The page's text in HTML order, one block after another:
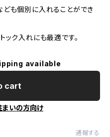
も個別に入れることができ
ック入れにも最適です。
available
cart
まいの方向け
通報する